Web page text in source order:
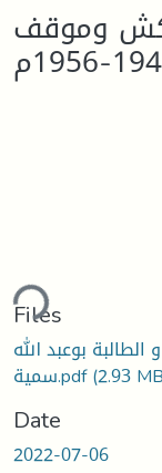
وموقف
Files
بوعبد الله
سمية.pdf(2.93
Date
2022-07-06